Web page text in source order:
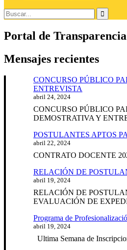
Buscar:
Portal de Transparencia
Mensajes recientes
CONCURSO PÚBLICO
ENTREVISTA
abril 24, 2024
CONCURSO PÚBLICO
DEMOSTRATIVA Y
POSTULANTES APTOS
abril 22, 2024
CONTRATO DOCENTE
RELACIÓN DE
abril 19, 2024
RELACIÓN DE
EVALUACIÓN DE
Programa de
abril 19, 2024
Ultima Semana de